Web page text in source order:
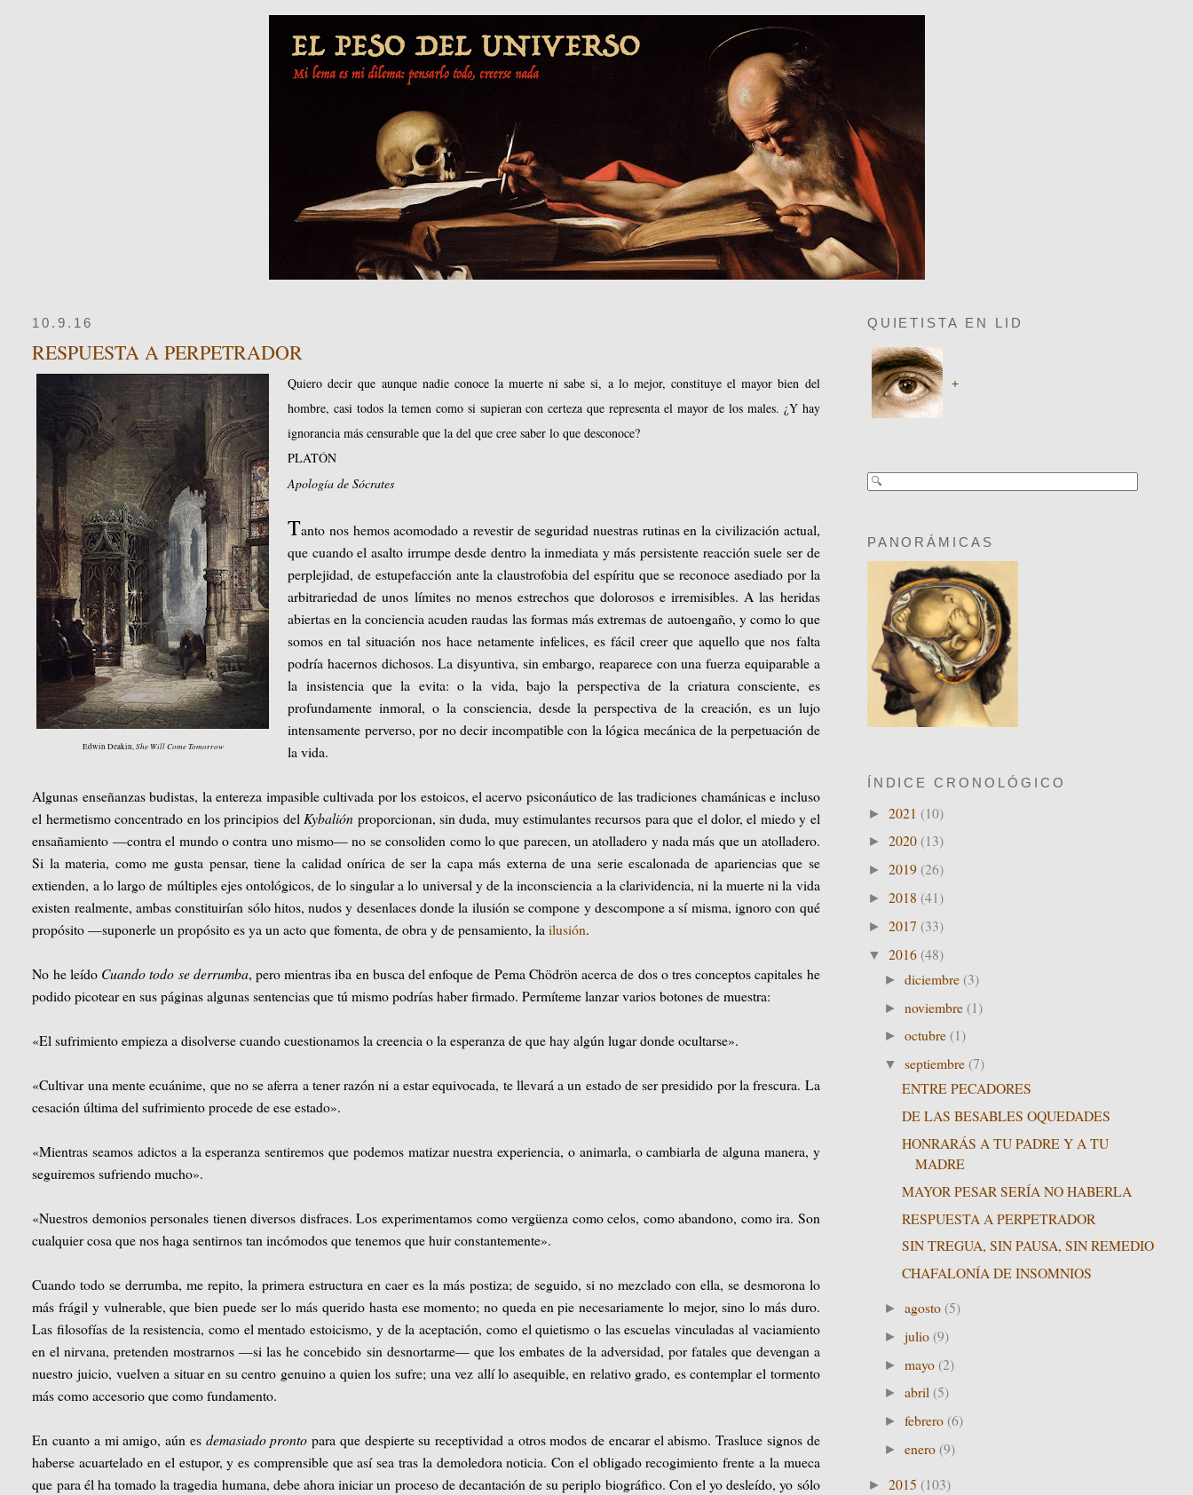
10.9.16
RESPUESTA A PERPETRADOR
Edwin Deakin,She Will Come Tomorrow
Quiero decir que aunque nadie conoce la muerte ni sabe si, a lo mejor, constituye el mayor bien del
hombre, casi todos la temen como si supieran con certeza que representa el mayor de los males. ¿Y hay
ignorancia más censurable que la del que cree saber lo que desconoce?
PLATÓN
Apología de Sócrates
Tanto nos hemos acomodado a revestir de seguridad nuestras rutinas en la civilización actual,
que cuando el asalto irrumpe desde dentro la inmediata y más persistente reacción suele ser de
perplejidad, de estupefacción ante la claustrofobia del espíritu que se reconoce asediado por la
arbitrariedad de unos límites no menos estrechos que dolorosos e irremisibles. A las heridas
abiertas en la conciencia acuden raudas las formas más extremas de autoengaño, y como lo que
somos en tal situación nos hace netamente infelices, es fácil creer que aquello que nos falta
podría hacernos dichosos. La disyuntiva, sin embargo, reaparece con una fuerza equiparable a
la insistencia que la evita: o la vida, bajo la perspectiva de la criatura consciente, es
profundamente inmoral, o la consciencia, desde la perspectiva de la creación, es un lujo
intensamente perverso, por no decir incompatible con la lógica mecánica de la perpetuación de
la vida.
Algunas enseñanzas budistas, la entereza impasible cultivada por los estoicos, el acervo psiconáutico de las tradiciones chamánicas e incluso
el hermetismo concentrado en los principios delKybalión proporcionan, sin duda, muy estimulantes recursos para que el dolor, el miedo y el
ensañamiento —contra el mundo o contra uno mismo— no se consoliden como lo que parecen, un atolladero y nada más que un atolladero.
Si la materia, como me gusta pensar, tiene la calidad onírica de ser la capa más externa de una serie escalonada de apariencias que se
extienden, a lo largo de múltiples ejes ontológicos, de lo singular a lo universal y de la inconsciencia a la clarividencia, ni la muerte ni la vida
existen realmente, ambas constituirían sólo hitos, nudos y desenlaces donde la ilusión se compone y descompone a sí misma, ignoro con qué
propósito —suponerle un propósito es ya un acto que fomenta, de obra y de pensamiento, lailusión.
No he leído Cuando todo se derrumba, pero mientras iba en busca del enfoque de Pema Chödrön acerca de dos o tres conceptos capitales he
podido picotear en sus páginas algunas sentencias que tú mismo podrías haber firmado. Permíteme lanzar varios botones de muestra:
«El sufrimiento empieza a disolverse cuando cuestionamos la creencia o la esperanza de que hay algún lugar donde ocultarse».
«Cultivar una mente ecuánime, que no se aferra a tener razón ni a estar equivocada, te llevará a un estado de ser presidido por la frescura. La
cesación última del sufrimiento procede de ese estado».
«Mientras seamos adictos a la esperanza sentiremos que podemos matizar nuestra experiencia, o animarla, o cambiarla de alguna manera, y
seguiremos sufriendo mucho».
«Nuestros demonios personales tienen diversos disfraces. Los experimentamos como vergüenza como celos, como abandono, como ira. Son
cualquier cosa que nos haga sentirnos tan incómodos que tenemos que huir constantemente».
Cuando todo se derrumba, me repito, la primera estructura en caer es la más postiza; de seguido, si no mezclado con ella, se desmorona lo
más frágil y vulnerable, que bien puede ser lo más querido hasta ese momento; no queda en pie necesariamente lo mejor, sino lo más duro.
Las filosofías de la resistencia, como el mentado estoicismo, y de la aceptación, como el quietismo o las escuelas vinculadas al vaciamiento
en el nirvana, pretenden mostrarnos —si las he concebido sin desnortarme— que los embates de la adversidad, por fatales que devengan a
nuestro juicio, vuelven a situar en su centro genuino a quien los sufre; una vez allí lo asequible, en relativo grado, es contemplar el tormento
más como accesorio que como fundamento.
En cuanto a mi amigo, aún es demasiado pronto para que despierte su receptividad a otros modos de encarar el abismo. Trasluce signos de
haberse acuartelado en el estupor, y es comprensible que así sea tras la demoledora noticia. Con el obligado recogimiento frente a la mueca
que para él ha tomado la tragedia humana, debe ahora iniciar un proceso de decantación de su periplo biográfico. Con el yo desleído, yo sólo
QUIETISTA EN LID
+
PANORÁMICAS
ÍNDICE CRONOLÓGICO
► 2021 (10)
► 2020 (13)
► 2019 (26)
► 2018 (41)
► 2017 (33)
▼ 2016 (48)
►diciembre (3)
►noviembre (1)
►octubre (1)
▼septiembre (7)
ENTRE PECADORES
DE LAS BESABLES OQUEDADES
HONRARÁS A TU PADRE Y A TU
MADRE
MAYOR PESAR SERÍA NO HABERLA
RESPUESTA A PERPETRADOR
SIN TREGUA, SIN PAUSA, SIN REMEDIO
CHAFALONÍA DE INSOMNIOS
►agosto (5)
►julio (9)
►mayo (2)
►abril (5)
►febrero (6)
►enero (9)
► 2015 (103)